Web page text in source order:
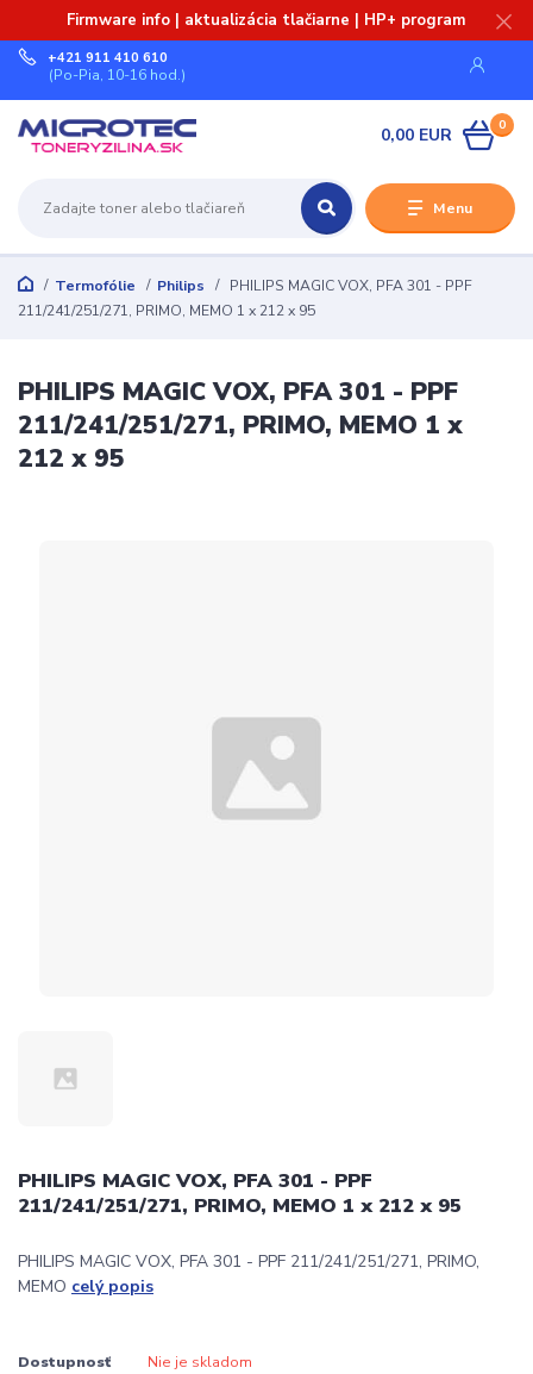
Firmware info | aktualizácia tlačiarne | HP+ program
Menu
+421 911 410 610
(Po-Pia, 10-16 hod.)
0
0,00 EUR
Termofólie Philips
PHILIPS MAGIC VOX, PFA 301 - PPF
211/241/251/271, PRIMO, MEMO 1 x 212 x 95
PHILIPS MAGIC VOX, PFA 301 - PPF
211/241/251/271, PRIMO, MEMO 1 x
212 x 95
PHILIPS MAGIC VOX, PFA 301 - PPF
211/241/251/271, PRIMO, MEMO 1 x 212 x 95
PHILIPS MAGIC VOX, PFA 301 - PPF 211/241/251/271, PRIMO,
MEMO celý popis
Dostupnosť Nie je skladom